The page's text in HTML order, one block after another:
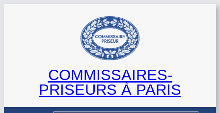
COMMISSAIRES-
PRISEURS À PARIS